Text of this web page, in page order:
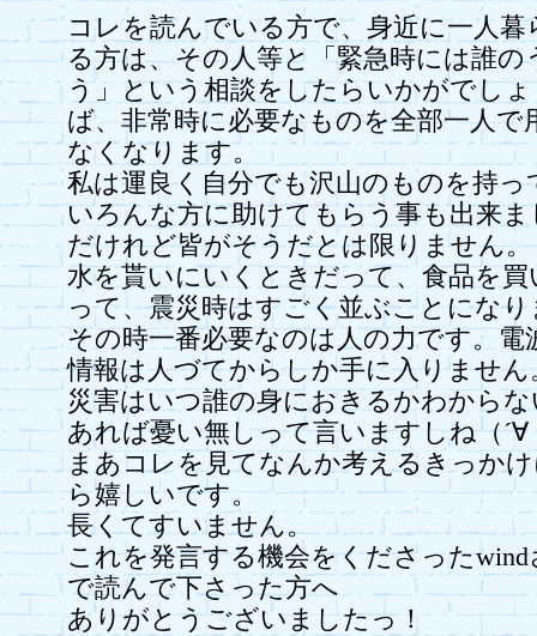
コレを読んでいる方で、身近に一人
る方は、その人等と「緊急時には誰の
う」という相談をしたらいかがでし
ば、非常時に必要なものを全部一人で
なくなります。
私は運良く自分でも沢山のものを持
いろんな方に助けてもらう事も出来ま
だけれど皆がそうだとは限りません。
水を貰いにいくときだって、食品を
って、震災時はすごく並ぶことにな
その時一番必要なのは人の力です。電
情報は人づてからしか手に入りません
災害はいつ誰の身におきるかわから
あれば憂い無しって言いますしね（´∀
まあコレを見てなんか考えるきっか
ら嬉しいです。
長くてすいません。
これを発言する機会をくださった
で読んで下さった方へ
ありがとうございましたっ！